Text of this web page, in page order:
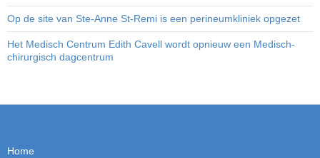
Op de site van Ste-Anne St-Remi is een perineumkliniek opgezet
Het Medisch Centrum Edith Cavell wordt opnieuw een Medisch-
chirurgisch dagcentrum
Home